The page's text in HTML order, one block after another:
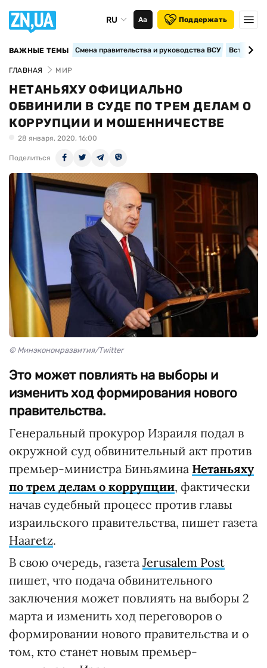
RU Аа Поддержать
ВАЖНЫЕ ТЕМЫ Смена правительства и руководства ВСУ
ГЛАВНАЯ МИР
НЕТАНЬЯХУ ОФИЦИАЛЬНО
ОБВИНИЛИ В СУДЕ ПО ТРЕМ ДЕЛАМ О
КОРРУПЦИИ И МОШЕННИЧЕСТВЕ
28 января, 2020, 16:00
Поделиться
© Минэкономразвития/Twitter
Это может повлиять на выборы и
изменить ход формирования нового
правительства.
Генеральный прокурор Израиля подал в
окружной суд обвинительный акт против
премьер-министра Биньямина Нетаньяху
по трем делам о коррупции, фактически
начав судебный процесс против главы
израильского правительства, пишет газета
Haaretz.
В свою очередь, газета Jerusalem Post
пишет, что подача обвинительного
заключения может повлиять на выборы 2
марта и изменить ход переговоров о
формировании нового правительства и о
том, кто станет новым премьер-